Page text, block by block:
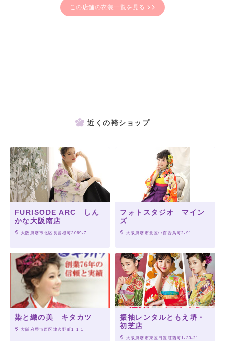
この店舗の衣装一覧を見る
近くの袴ショップ
FURISODE ARC しん
かな大阪南店
大阪府堺市北区長曾根町3069-7
フォトスタジオ マイン
ズ
大阪府堺市北区中百舌鳥町2-91
染と織の美 キタカツ
大阪府堺市西区津久野町1-1-1
振袖レンタルともえ堺・
初芝店
大阪府堺市東区日置荘西町1-33-21